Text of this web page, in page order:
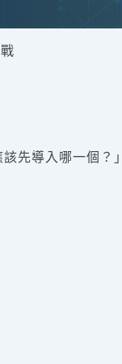
先導入哪一個？」